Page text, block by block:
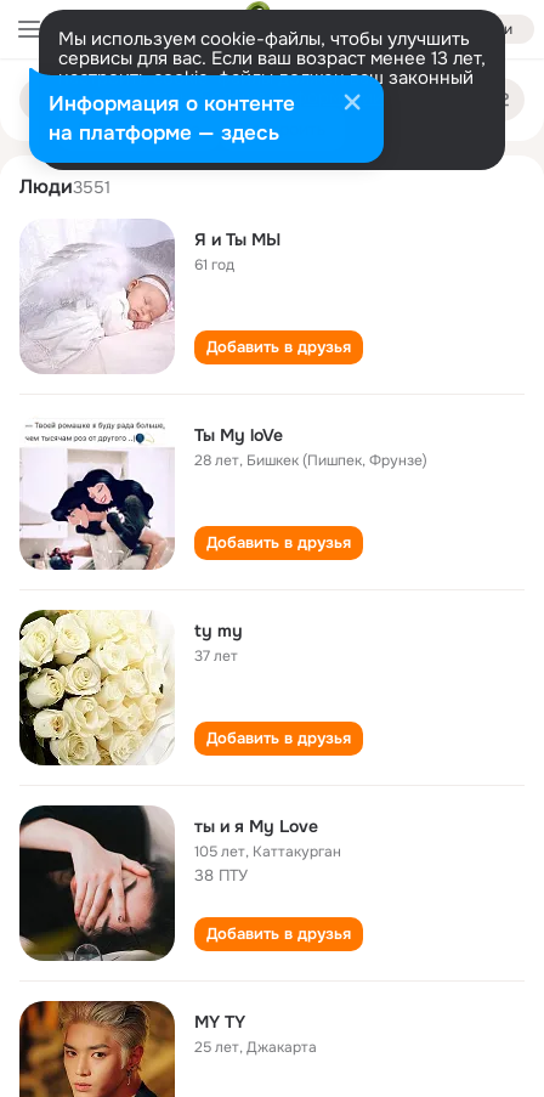
Войти
Мы используем cookie-файлы, чтобы улучшить
сервисы для вас. Если ваш возраст менее 13 лет,
настроить cookie-файлы должен ваш законный
представитель. Больше информации
Разрешить все Настроить
Поиск
людям
ty my
Люди3551
Я и Ты МЫ
61 год
Добавить в друзья
Ты My loVe
28 лет, Бишкек (Пишпек, Фрунзе)
Добавить в друзья
ty my
37 лет
Добавить в друзья
ты и я My Love
105 лет, Каттакурган
38 ПТУ
Добавить в друзья
MY TY
25 лет,Джакарта
Информация о контенте
на платформе — здесь